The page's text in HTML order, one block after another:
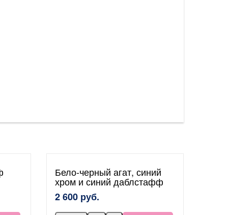
Бело-черный агат, синий
хром и синий даблстафф
2 600 руб.